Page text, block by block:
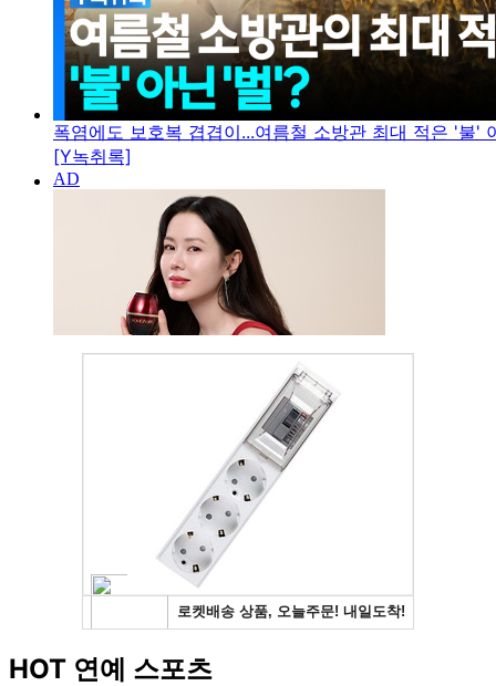
폭염에도 보호복 겹겹이...여름철 소방관 최대 적은 '불'
[Y녹취록]
HOT 연예 스포츠